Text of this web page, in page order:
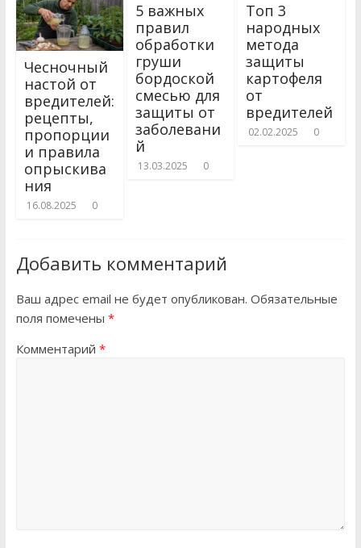
Чесночный
настой от
вредителей:
рецепты,
пропорции
и правила
опрыскива
ния
16.08.2025 0
5 важных
правил
обработки
груши
бордоской
смесью для
защиты от
заболевани
й
13.03.2025 0
Топ 3
народных
метода
защиты
картофеля
от
вредителей
02.02.2025 0
Добавить комментарий
Ваш адрес email не будет опубликован. Обязательные
поля помечены *
Комментарий *